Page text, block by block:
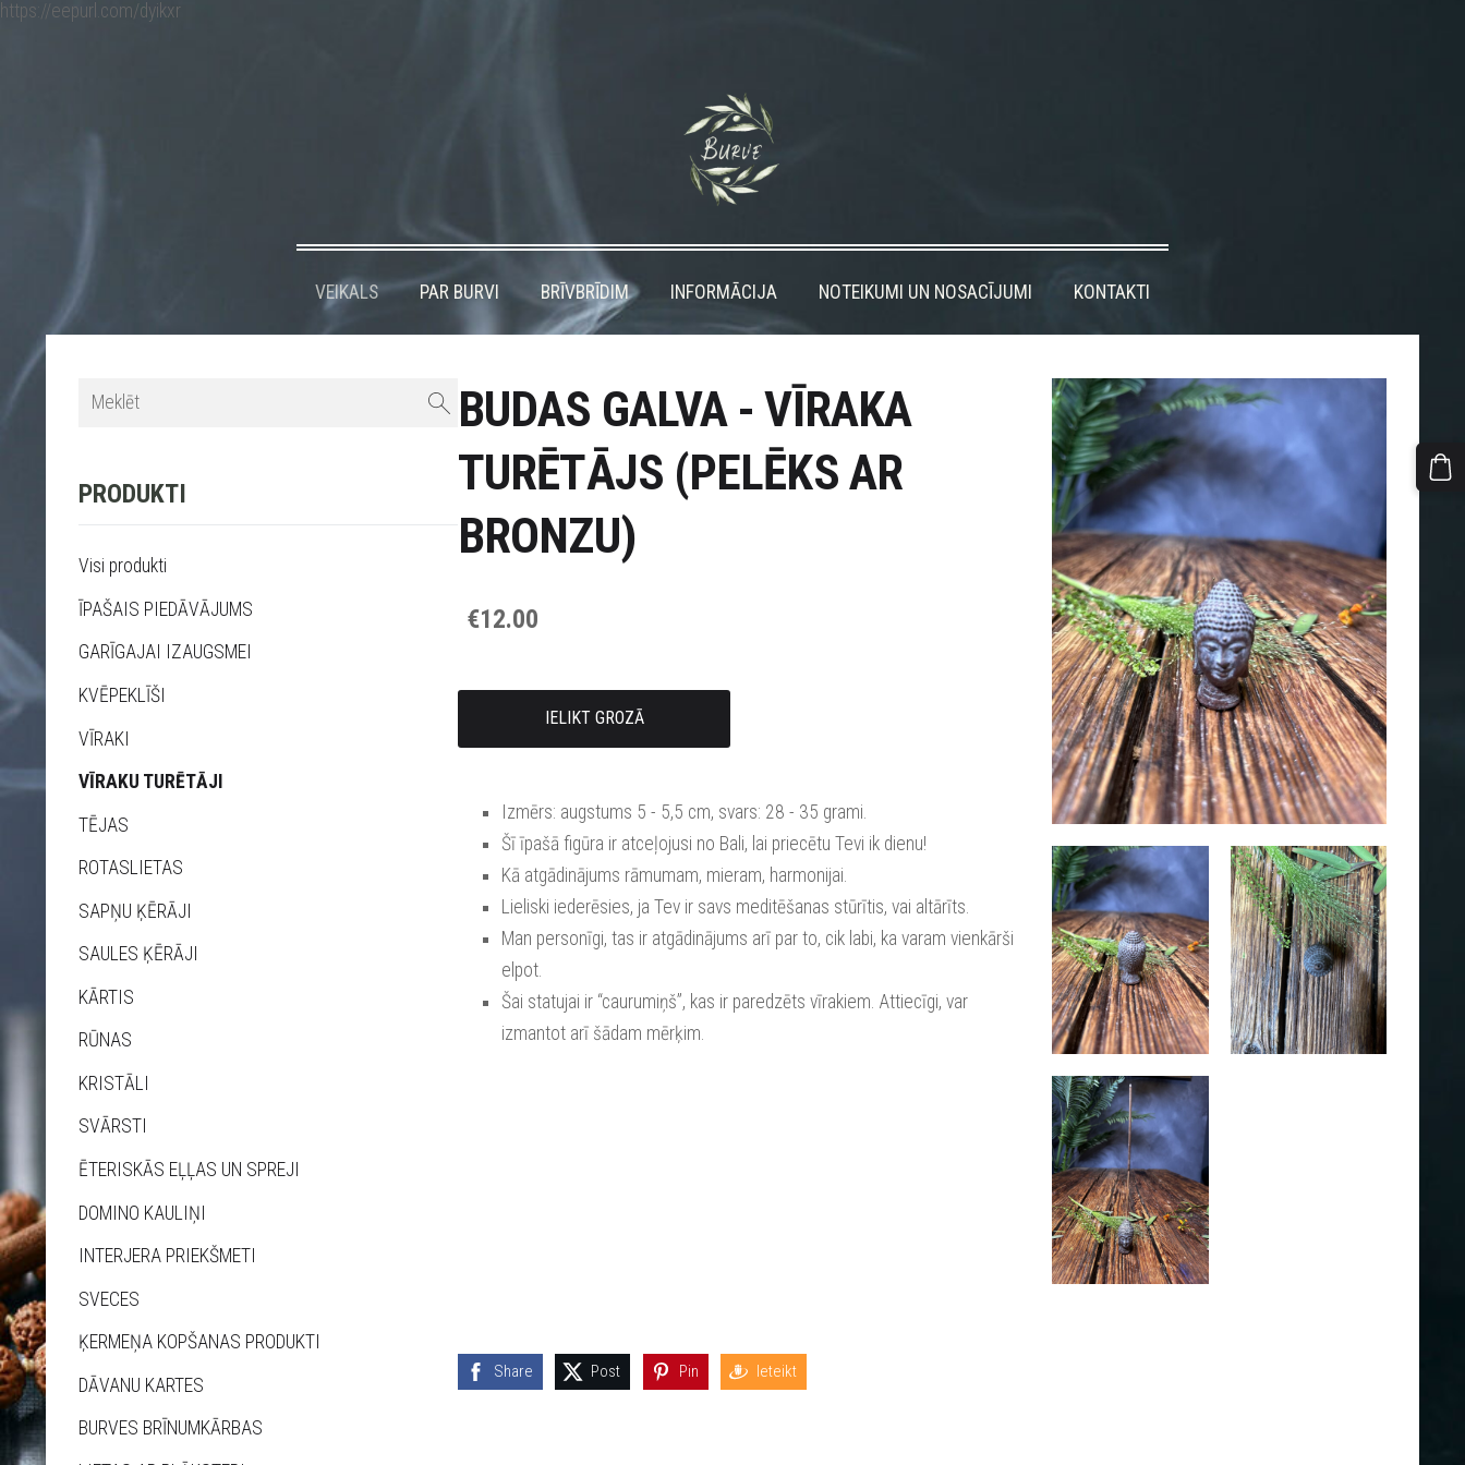
https://eepurl.com/dyikxr
VEIKALS PAR BURVI BRĪVBRĪDIM INFORMĀCIJA NOTEIKUMI UN NOSACĪJUMI KONTAKTI
PRODUKTI
Visi produkti
ĪPAŠAIS PIEDĀVĀJUMS
GARĪGAJAI IZAUGSMEI
KVĒPEKLĪŠI
VĪRAKI
VĪRAKU TURĒTĀJI
TĒJAS
ROTASLIETAS
SAPŅU ĶĒRĀJI
SAULES ĶĒRĀJI
KĀRTIS
RŪNAS
KRISTĀLI
SVĀRSTI
ĒTERISKĀS EĻĻAS UN SPREJI
DOMINO KAULIŅI
INTERJERA PRIEKŠMETI
SVECES
ĶERMEŅA KOPŠANAS PRODUKTI
DĀVANU KARTES
BURVES BRĪNUMKĀRBAS
BUDAS GALVA - VĪRAKA
TURĒTĀJS (PELĒKS AR
BRONZU)
€12.00
IELIKT GROZĀ
Izmērs: augstums 5 - 5,5 cm, svars: 28 - 35 grami.
Šī īpašā figūra ir atceļojusi no Bali, lai priecētu Tevi ik dienu!
Kā atgādinājums rāmumam, mieram, harmonijai.
Lieliski iederēsies, ja Tev ir savs meditēšanas stūrītis, vai altārīts.
Man personīgi, tas ir atgādinājums arī par to, cik labi, ka varam vienkārši
elpot.
Šai statujai ir “caurumiņš”, kas ir paredzēts vīrakiem. Attiecīgi, var
izmantot arī šādam mērķim.
Share Post Pin Ieteikt